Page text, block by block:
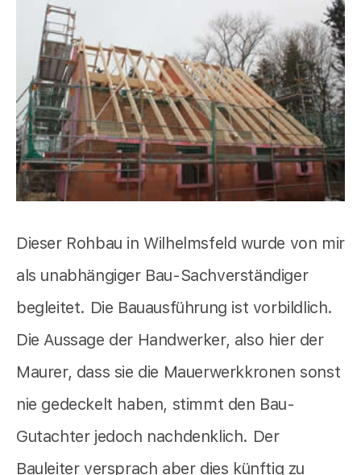
Dieser Rohbau in Wilhelmsfeld wurde von mir
als unabhängiger Bau-Sachverständiger
begleitet. Die Bauausführung ist vorbildlich.
Die Aussage der Handwerker, also hier der
Maurer, dass sie die Mauerwerkkronen sonst
nie gedeckelt haben, stimmt den Bau-
Gutachter jedoch nachdenklich. Der
Bauleiter versprach aber dies künftig zu